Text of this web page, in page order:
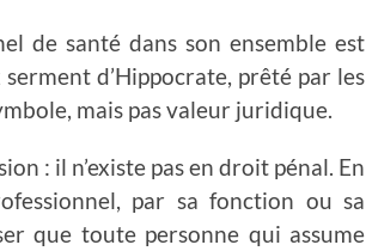
de santé dans son ensemble est
d’Hippocrate, prêté par les
mais pas valeur juridique.
: il n’existe pas en droit pénal. En
par sa fonction ou sa
que toute personne qui assume